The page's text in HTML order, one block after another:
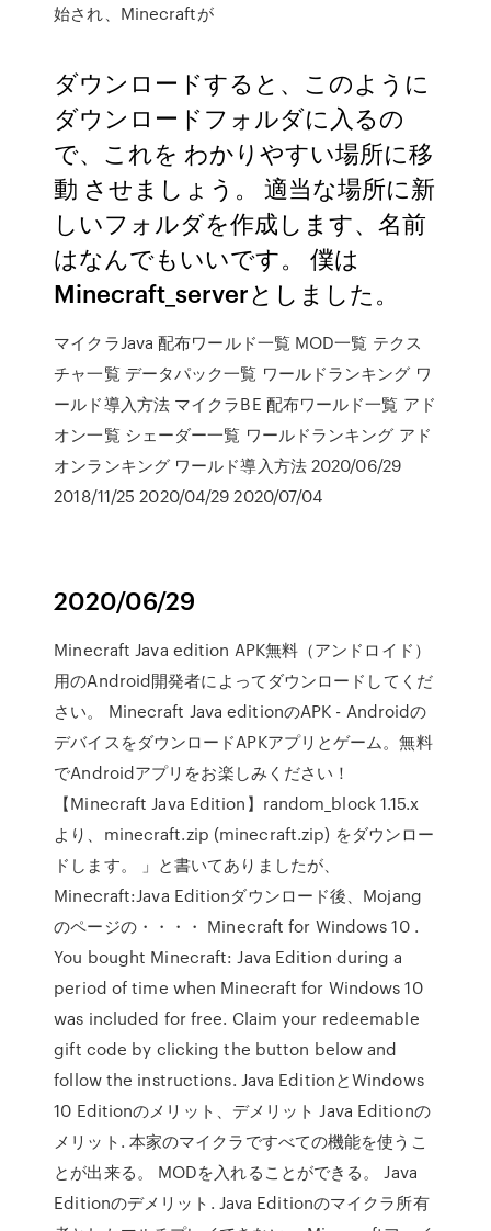
始され、Minecraftが
ダウンロードすると、このように
ダウンロードフォルダに入るの
で、これを わかりやすい場所に移
動 させましょう。 適当な場所に新
しいフォルダを作成します、名前
はなんでもいいです。 僕は
Minecraft_serverとしました。
マイクラJava 配布ワールド一覧 MOD一覧 テクス
チャ一覧 データパック一覧 ワールドランキング ワ
ールド導入方法 マイクラBE 配布ワールド一覧 アド
オン一覧 シェーダー一覧 ワールドランキング アド
オンランキング ワールド導入方法 2020/06/29
2018/11/25 2020/04/29 2020/07/04
2020/06/29
Minecraft Java edition APK無料（アンドロイド）
用のAndroid開発者によってダウンロードしてくだ
さい。 Minecraft Java editionのAPK - Androidの
デバイスをダウンロードAPKアプリとゲーム。無料
でAndroidアプリをお楽しみください！
【Minecraft Java Edition】random_block 1.15.x
より、minecraft.zip (minecraft.zip) をダウンロー
ドします。 」と書いてありましたが、
Minecraft:Java Editionダウンロード後、Mojang
のページの・・・・ Minecraft for Windows 10 .
You bought Minecraft: Java Edition during a
period of time when Minecraft for Windows 10
was included for free. Claim your redeemable
gift code by clicking the button below and
follow the instructions. Java EditionとWindows
10 Editionのメリット、デメリット Java Editionの
メリット. 本家のマイクラですべての機能を使うこ
とが出来る。 MODを入れることができる。 Java
Editionのデメリット. Java Editionのマイクラ所有